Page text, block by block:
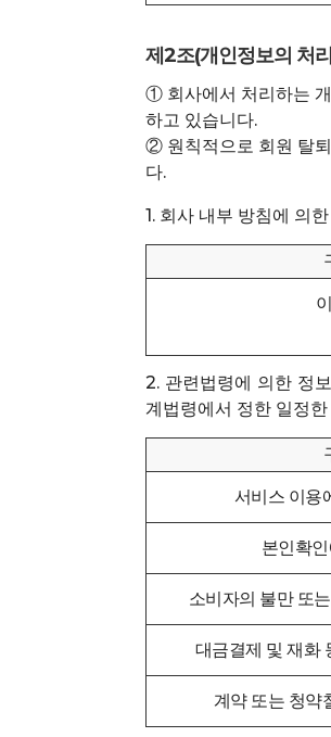
제2조(개인정보의 처
① 회사에서 처리하는
하고 있습니다.
② 원칙적으로 회원 탈
다.
1. 회사 내부 방침에 의
2. 관련법령에 의한 정
계법령에서 정한 일정
서비스 이용
본인확
소비자의 불만 또
대금결제 및 재화
계약 또는 청약